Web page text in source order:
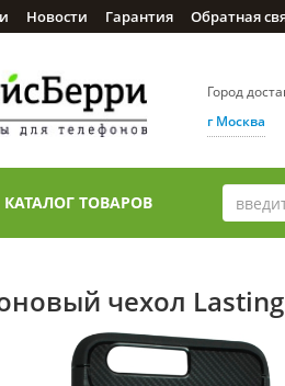
Новости Гарантия Обратная
Город
г Москва
КАТАЛОГ ТОВАРОВ
чехол